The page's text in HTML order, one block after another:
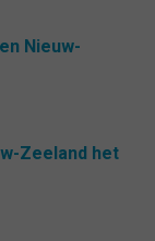
Nieuw-
Zeeland het